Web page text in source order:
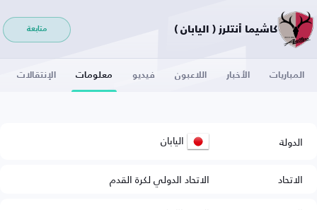
كاشيما أنتلرز ( اليابان ) متابعة
المباريات الأخبار اللاعبون فيديو معلومات الإنتقالات
الدولة اليابان
الاتحاد
الاتحاد الدولي لكرة القدم